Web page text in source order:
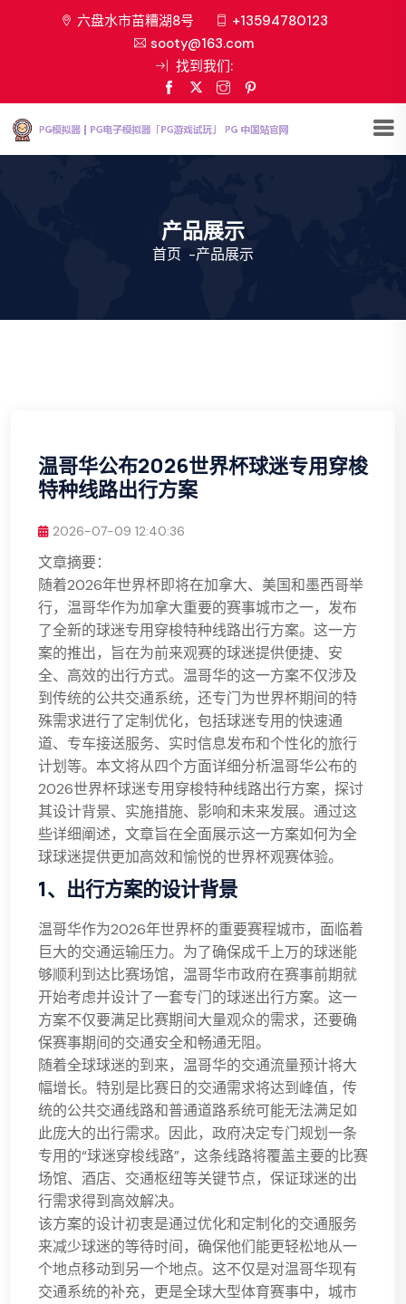
六盘水市苗糟湖8号
+13594780123
sooty@163.com
找到我们:
产品展示
首页 -产品展示
温哥华公布2026世界杯球迷专用穿梭
特种线路出行方案
2026-07-09 12:40:36
文章摘要：
随着2026年世界杯即将在加拿大、美国和墨西哥举
行，温哥华作为加拿大重要的赛事城市之一，发布
了全新的球迷专用穿梭特种线路出行方案。这一方
案的推出，旨在为前来观赛的球迷提供便捷、安
全、高效的出行方式。温哥华的这一方案不仅涉及
到传统的公共交通系统，还专门为世界杯期间的特
殊需求进行了定制优化，包括球迷专用的快速通
道、专车接送服务、实时信息发布和个性化的旅行
计划等。本文将从四个方面详细分析温哥华公布的
2026世界杯球迷专用穿梭特种线路出行方案，探讨
其设计背景、实施措施、影响和未来发展。通过这
些详细阐述，文章旨在全面展示这一方案如何为全
球球迷提供更加高效和愉悦的世界杯观赛体验。
1、出行方案的设计背景
温哥华作为2026年世界杯的重要赛程城市，面临着
巨大的交通运输压力。为了确保成千上万的球迷能
够顺利到达比赛场馆，温哥华市政府在赛事前期就
开始考虑并设计了一套专门的球迷出行方案。这一
方案不仅要满足比赛期间大量观众的需求，还要确
保赛事期间的交通安全和畅通无阻。
随着全球球迷的到来，温哥华的交通流量预计将大
幅增长。特别是比赛日的交通需求将达到峰值，传
统的公共交通线路和普通道路系统可能无法满足如
此庞大的出行需求。因此，政府决定专门规划一条
专用的“球迷穿梭线路”，这条线路将覆盖主要的比赛
场馆、酒店、交通枢纽等关键节点，保证球迷的出
行需求得到高效解决。
该方案的设计初衷是通过优化和定制化的交通服务
来减少球迷的等待时间，确保他们能更轻松地从一
个地点移动到另一个地点。这不仅是对温哥华现有
交通系统的补充，更是全球大型体育赛事中，城市